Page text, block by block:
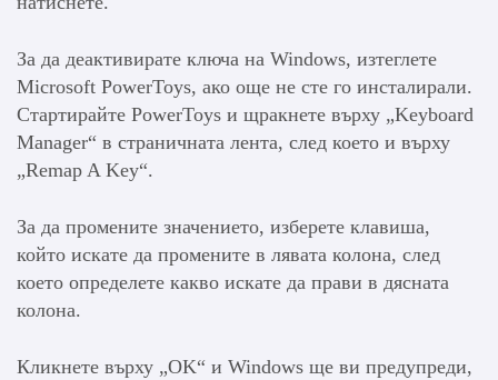
За да деактивирате ключа на Windows, изтеглете
Microsoft PowerToys, ако още не сте го инсталирали.
Стартирайте PowerToys и щракнете върху „Keyboard
Manager“ в страничната лента, след което и върху
„Remap A Key“.
За да промените значението, изберете клавиша,
който искате да промените в лявата колона, след
което определете какво искате да прави в дясната
колона.
Кликнете върху „OK“ и Windows ще ви предупреди,